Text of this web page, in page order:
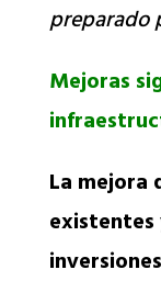
preparado
Mejoras
La mejora
existentes